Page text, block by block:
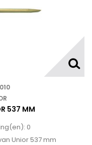
537 MM
0
Unior 537 mm